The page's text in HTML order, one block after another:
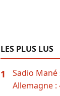
LES PLUS LUS
1
Sadio
Allemagne